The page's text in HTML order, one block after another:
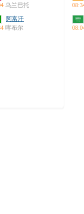
乌兰巴托
阿富汗
喀布尔